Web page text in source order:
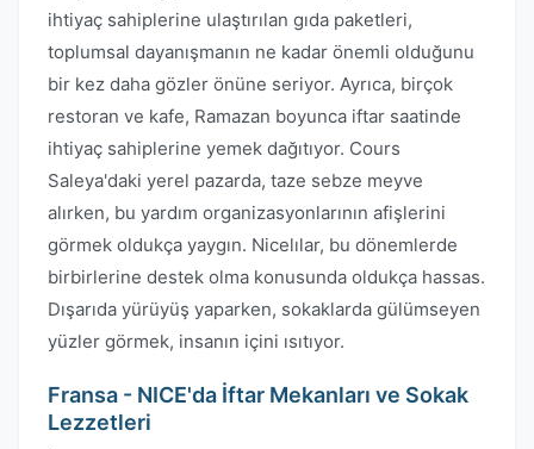
ihtiyaç sahiplerine ulaştırılan gıda paketleri,
toplumsal dayanışmanın ne kadar önemli olduğunu
bir kez daha gözler önüne seriyor. Ayrıca, birçok
restoran ve kafe, Ramazan boyunca iftar saatinde
ihtiyaç sahiplerine yemek dağıtıyor. Cours
Saleya'daki yerel pazarda, taze sebze meyve
alırken, bu yardım organizasyonlarının afişlerini
görmek oldukça yaygın. Nicelılar, bu dönemlerde
birbirlerine destek olma konusunda oldukça hassas.
Dışarıda yürüyüş yaparken, sokaklarda gülümseyen
yüzler görmek, insanın içini ısıtıyor.
Fransa - NICE'da İftar Mekanları ve Sokak
Lezzetleri